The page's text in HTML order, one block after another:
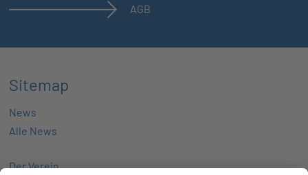
AGB
Sitemap
News
Alle News
Der Verein